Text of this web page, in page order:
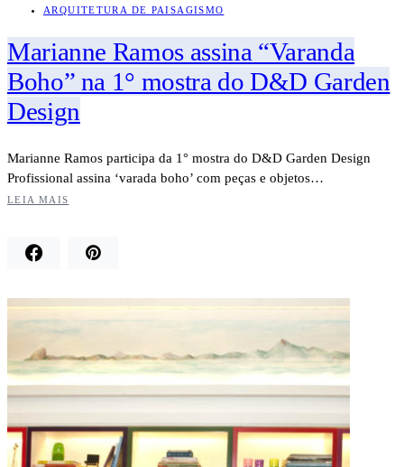
ARQUITETURA DE PAISAGISMO
Marianne Ramos assina “Varanda
Boho” na 1° mostra do D&D Garden
Design
Marianne Ramos participa da 1° mostra do D&D Garden Design
Profissional assina ‘varada boho’ com peças e objetos…
LEIA MAIS